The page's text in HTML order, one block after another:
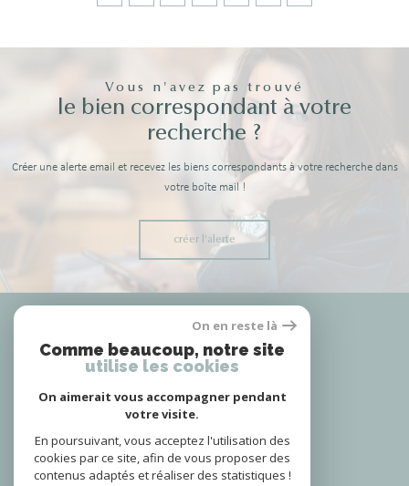
Vous n'avez pas trouvé
le bien correspondant à votre
recherche ?
Créer une alerte email et recevez les biens correspondants à votre recherche dans
votre boîte mail !
créer l'alerte
adhérons
Nous
suivre
On en reste là
Comme beaucoup, notre site
utilise les cookies
On aimerait vous accompagner pendant
votre visite.
En poursuivant, vous acceptez l'utilisation des
cookies par ce site, afin de vous proposer des
contenus adaptés et réaliser des statistiques !